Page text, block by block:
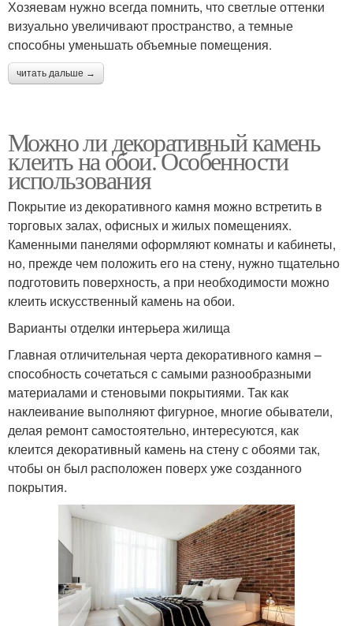
Хозяевам нужно всегда помнить, что светлые оттенки
визуально увеличивают пространство, а темные
способны уменьшать объемные помещения.
читать дальше →
Можно ли декоративный камень
клеить на обои. Особенности
использования
Покрытие из декоративного камня можно встретить в
торговых залах, офисных и жилых помещениях.
Каменными панелями оформляют комнаты и кабинеты,
но, прежде чем положить его на стену, нужно тщательно
подготовить поверхность, а при необходимости можно
клеить искусственный камень на обои.
Варианты отделки интерьера жилища
Главная отличительная черта декоративного камня –
способность сочетаться с самыми разнообразными
материалами и стеновыми покрытиями. Так как
наклеивание выполняют фигурное, многие обыватели,
делая ремонт самостоятельно, интересуются, как
клеится декоративный камень на стену с обоями так,
чтобы он был расположен поверх уже созданного
покрытия.